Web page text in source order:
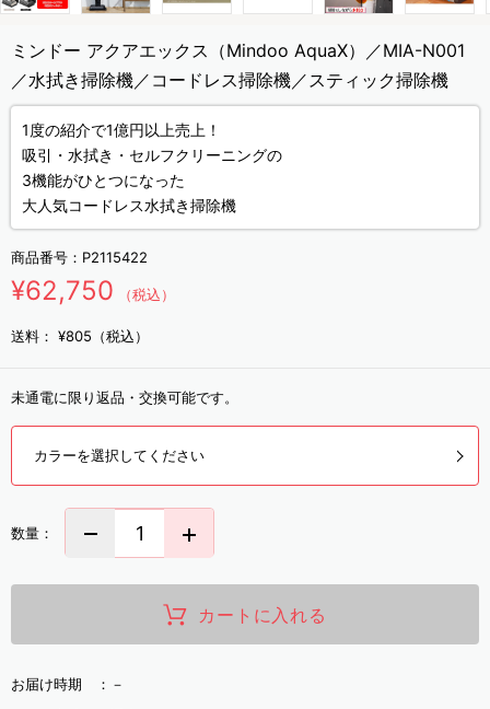
ミンドー アクアエックス（Mindoo AquaX）／MIA-N001
／水拭き掃除機／コードレス掃除機／スティック掃除機
1度の紹介で1億円以上売上！
吸引・水拭き・セルフクリーニングの
3機能がひとつになった
大人気コードレス水拭き掃除機
商品番号： P2115422
¥62,750 （税込）
送料： ¥805（税込）
未通電に限り返品・交換可能です。
カラーを選択してください
数量：
カートに入れる
お届け時期 ： －